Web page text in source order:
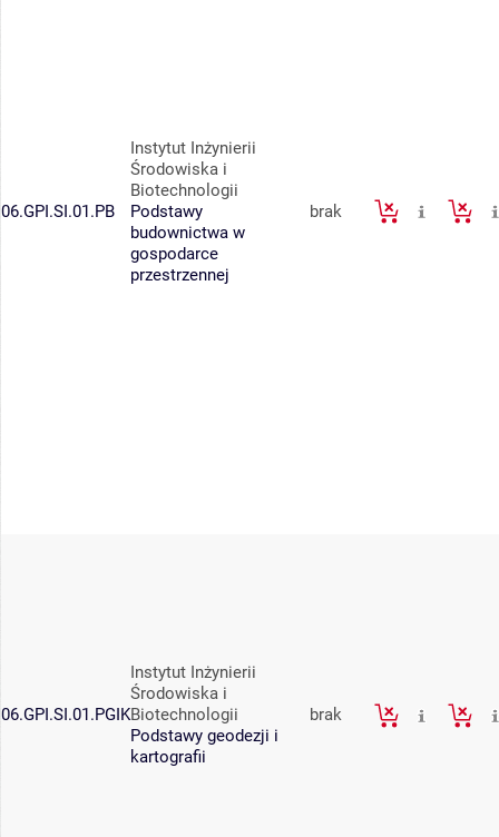
06.GPI.SI.01.PB
Instytut Inżynierii
Środowiska i
Biotechnologii
Podstawy
budownictwa w
gospodarce
przestrzennej
brak
06.GPI.SI.01.PGIK
Instytut Inżynierii
Środowiska i
Biotechnologii
Podstawy geodezji i
kartografii
brak